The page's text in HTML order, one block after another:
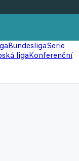
BundesligaSerie
ligaKonferenční